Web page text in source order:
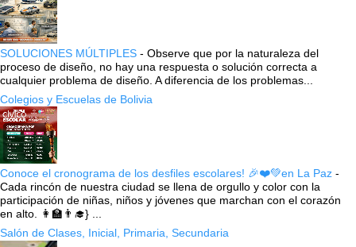
SOLUCIONES MÚLTIPLES - Observe que por la naturaleza del
proceso de diseño, no hay una respuesta o solución correcta a
cualquier problema de diseño. A diferencia de los problemas...
Colegios y Escuelas de Bolivia
Conoce el cronograma de los desfiles escolares! 🎉❤️💚en La Paz -
Cada rincón de nuestra ciudad se llena de orgullo y color con la
participación de niñas, niños y jóvenes que marchan con el corazón
en alto. 👩‍🏫👨‍🎓} ...
Salón de Clases, Inicial, Primaria, Secundaria